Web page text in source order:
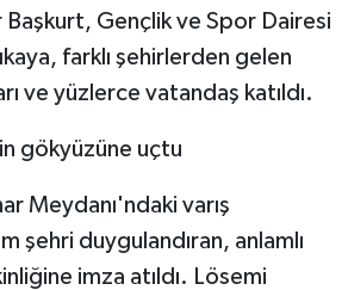
Başkurt, Gençlik ve Spor Dairesi
farklı şehirlerden gelen
ve yüzlerce vatandaş katıldı.
gökyüzüne uçtu
Meydanı'ndaki varış
şehri duygulandıran, anlamlı
imza atıldı. Lösemi